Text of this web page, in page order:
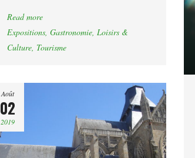
Read more
Expositions, Gastronomie, Loisirs &
Culture, Tourisme
Août
02
2019